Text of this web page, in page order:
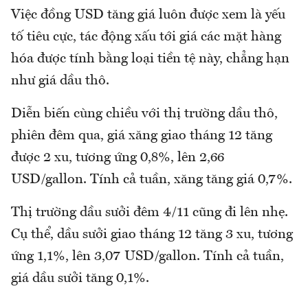
Việc đồng USD tăng giá luôn được xem là yếu
tố tiêu cực, tác động xấu tới giá các mặt hàng
hóa được tính bằng loại tiền tệ này, chẳng hạn
như giá dầu thô.
Diễn biến cùng chiều với thị trường dầu thô,
phiên đêm qua, giá xăng giao tháng 12 tăng
được 2 xu, tương ứng 0,8%, lên 2,66
USD/gallon. Tính cả tuần, xăng tăng giá 0,7%.
Thị trường dầu sưởi đêm 4/11 cũng đi lên nhẹ.
Cụ thể, dầu sưởi giao tháng 12 tăng 3 xu, tương
ứng 1,1%, lên 3,07 USD/gallon. Tính cả tuần,
giá dầu sưởi tăng 0,1%.